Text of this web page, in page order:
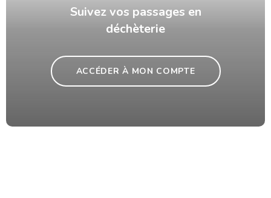
Suivez vos passages en
déchèterie
ACCÉDER À MON COMPTE